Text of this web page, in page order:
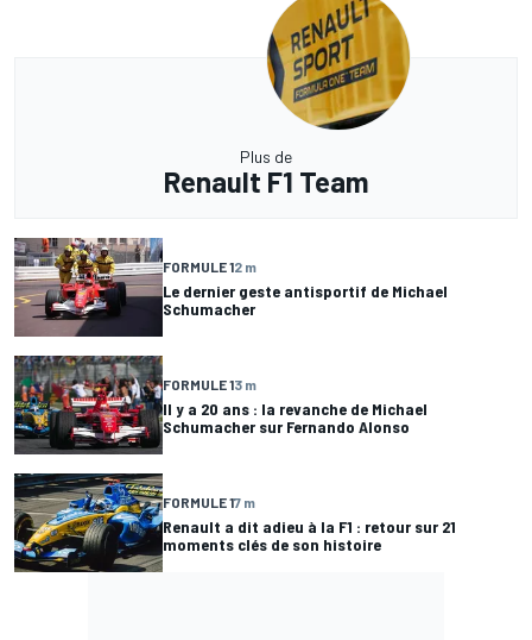
Plus de
Renault F1 Team
FORMULE 12 m
Le dernier geste antisportif de Michael
Schumacher
FORMULE 13 m
Il y a 20 ans : la revanche de Michael
Schumacher sur Fernando Alonso
FORMULE 17 m
Renault a dit adieu à la F1 : retour sur 21
moments clés de son histoire